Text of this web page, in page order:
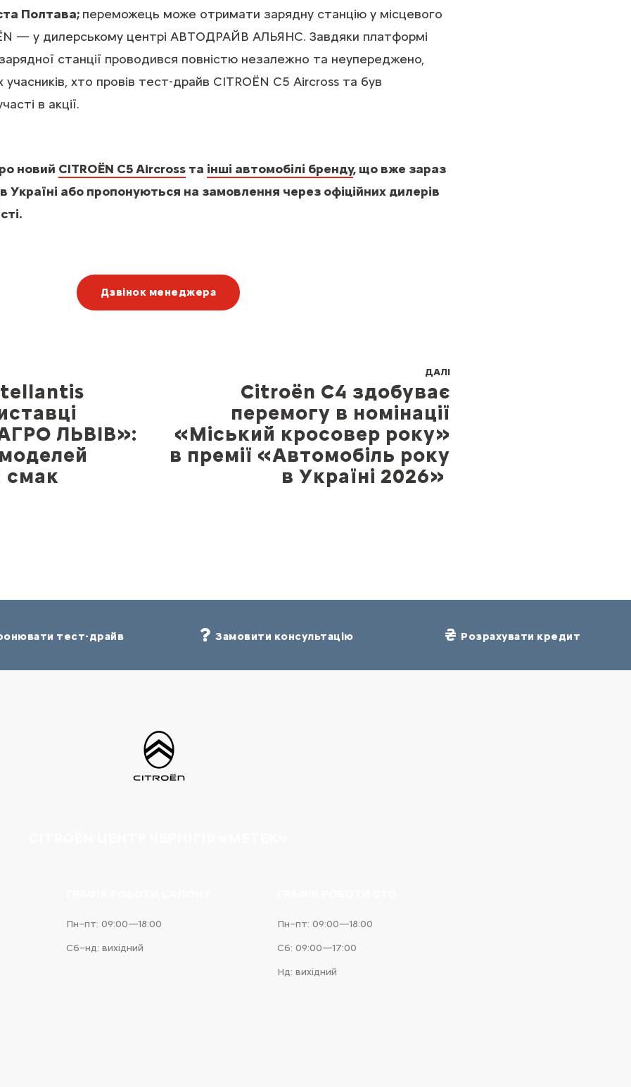
Полтава; переможець може отримати зарядну станцію у місцевого
— у дилерському центрі АВТОДРАЙВ АЛЬЯНС. Завдяки платформі
станції проводився повністю незалежно та неупереджено,
хто провів тест-драйв CITROЁN C5 Aircross та був
в акції.
новий CITROЁN C5 Aircross та інші автомобілі бренду, що вже зараз
в Україні або пропонуються на замовлення через офіційних дилерів
Дзвінок менеджера
ЛЬВІВ»:
смак
ДАЛІ
Citroën C4 здобуває
перемогу в номінації
«Міський кросовер року»
в премії «Автомобіль року
в Україні 2026»
тест-драйв Замовити консультацію Розрахувати кредит
Пн–пт: 09:00—18:00
Сб–нд: вихідний
Пн–пт: 09:00—18:00
Сб: 09:00—17:00
Нд: вихідний